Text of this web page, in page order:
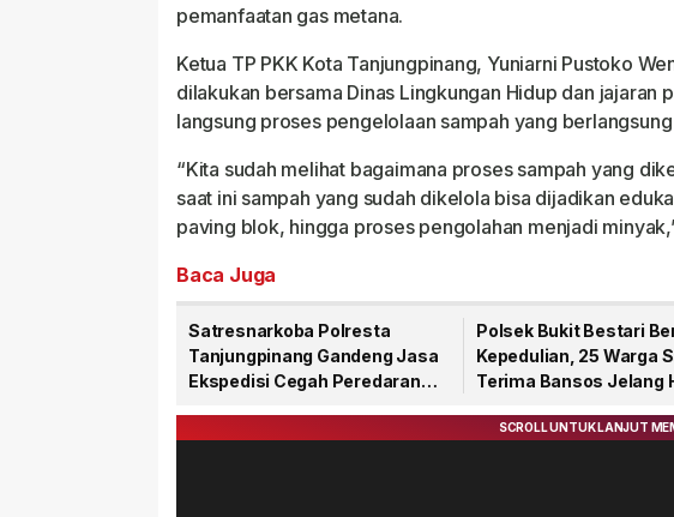
pemanfaatan gas metana.
Ketua TP PKK Kota Tanjungpinang, Yuniarni Pustoko
dilakukan bersama Dinas Lingkungan Hidup dan jajaran
langsung proses pengelolaan sampah yang
“Kita sudah melihat bagaimana proses sampah yang
saat ini sampah yang sudah dikelola bisa dijadikan
paving blok, hingga proses pengolahan menjadi
Baca Juga
Satresnarkoba Polresta
Tanjungpinang Gandeng Jasa
Ekspedisi Cegah Peredaran
Polsek Bukit Bestari
Kepedulian, 25 Warga
Terima Bansos Jelang